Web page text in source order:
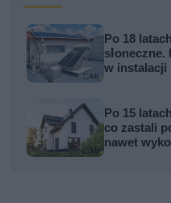
Po 18
w instalacji
Po 15
co zastali
nawet